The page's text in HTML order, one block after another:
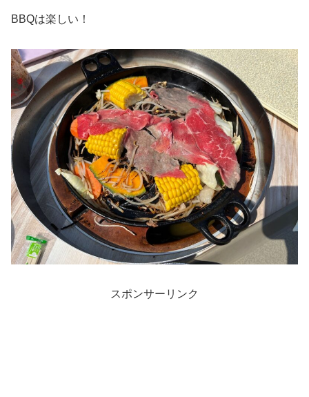
BBQは楽しい！
スポンサーリンク